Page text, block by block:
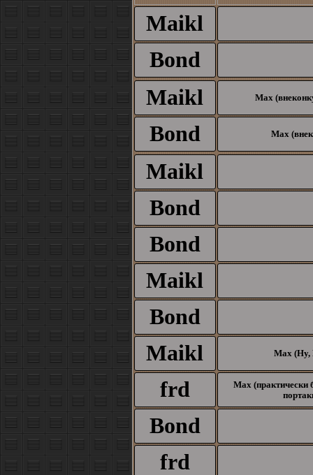
Maikl
Bond
Maikl
Max
Bond Max
Maikl
Bond
Bond
Maikl
Bond
Maikl
Max (Ну,
frd
Max (практически
Bond
frd